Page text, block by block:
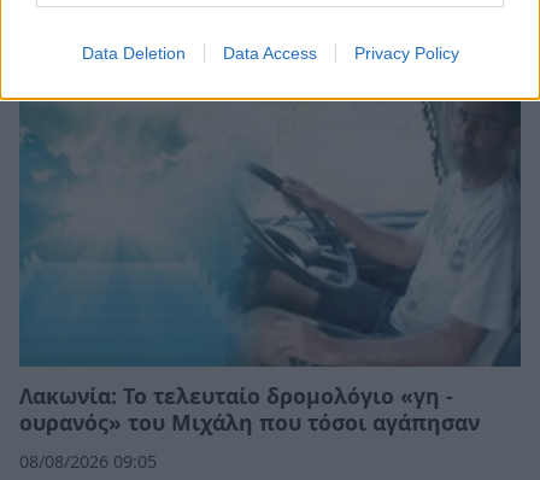
Data Deletion Data Access Privacy Policy
Λακωνία: Το τελευταίο δρομολόγιο «γη -
ουρανός» του Μιχάλη που τόσοι αγάπησαν
08/08/2026 09:05